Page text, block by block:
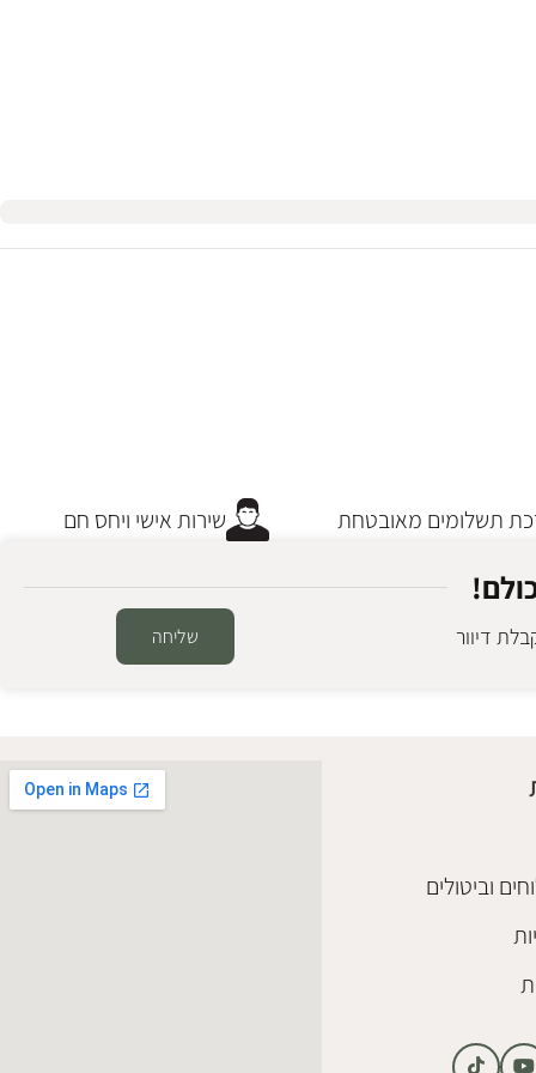
שירות אישי ויחס חם תשלומים מאובטחת
דיוור שליחה
וביטולים